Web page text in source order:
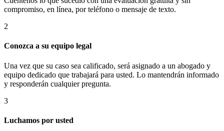
compromiso, en línea, por teléfono o mensaje de texto.
2
Conozca a su equipo legal
Una vez que su caso sea calificado, será asignado a un abogado y
equipo dedicado que trabajará para usted. Lo mantendrán informado
y responderán cualquier pregunta.
3
Luchamos por usted